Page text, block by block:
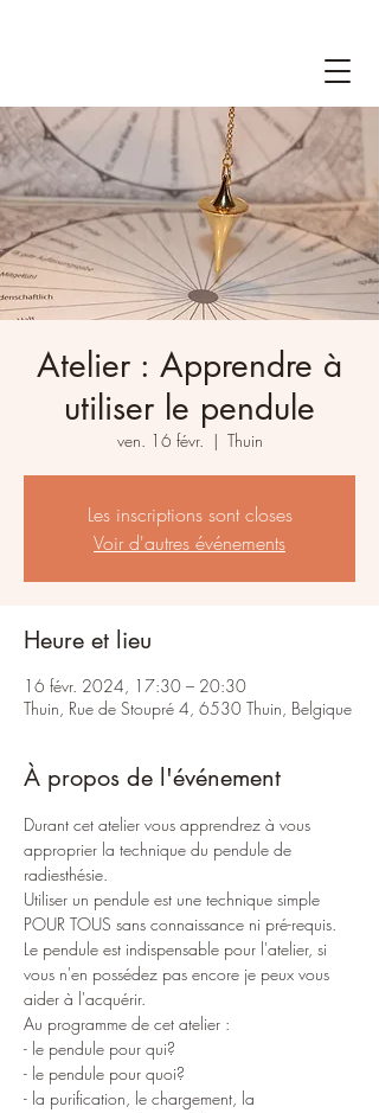
Atelier : Apprendre à
utiliser le pendule
ven. 16 févr.
  |
Thuin
Les inscriptions sont closes
Voir d'autres événements
Heure et lieu
16 févr. 2024, 17:30 – 20:30
Thuin, Rue de Stoupré 4, 6530 Thuin, Belgique
À propos de l'événement
Durant cet atelier vous apprendrez à vous
approprier la technique du pendule de
radiesthésie.
Utiliser un pendule est une technique simple
POUR TOUS sans connaissance ni pré-requis.
Le pendule est indispensable pour l'atelier, si
vous n'en possédez pas encore je peux vous
aider à l'acquérir.
Au programme de cet atelier :
- le pendule pour qui?
- le pendule pour quoi?
- la purification, le chargement, la